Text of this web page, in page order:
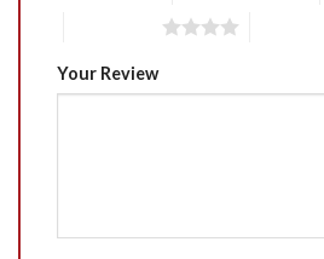
Your Review